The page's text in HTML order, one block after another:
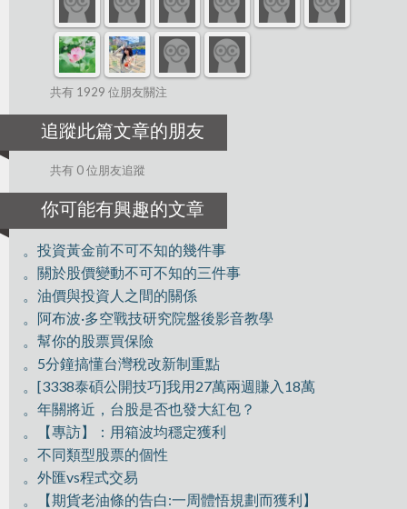
共有 1929 位朋友關注
追蹤此篇文章的朋友
共有 0 位朋友追蹤
你可能有興趣的文章
。投資黃金前不可不知的幾件事
。關於股價變動不可不知的三件事
。油價與投資人之間的關係
。阿布波·多空戰技研究院盤後影音教學
。幫你的股票買保險
。5分鐘搞懂台灣稅改新制重點
。[3338泰碩公開技巧]我用27萬兩週賺入18萬
。年關將近，台股是否也發大紅包？
。【專訪】：用箱波均穩定獲利
。不同類型股票的個性
。外匯vs程式交易
。【期貨老油條的告白:一周體悟規劃而獲利】